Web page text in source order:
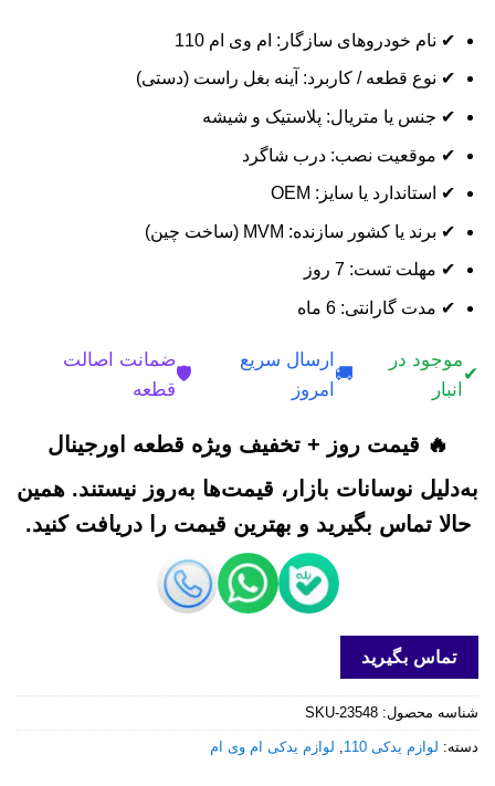
✔ نام خودروهای سازگار: ام وی ام 110
✔ نوع قطعه / کاربرد: آینه بغل راست (دستی)
✔ جنس یا متریال: پلاستیک و شیشه
✔ موقعیت نصب: درب شاگرد
✔ استاندارد یا سایز: OEM
✔ برند یا کشور سازنده: MVM (ساخت چین)
✔ مهلت تست: 7 روز
✔ مدت گارانتی: 6 ماه
✔
موجود در
انبار
🚚
ارسال سریع
امروز
🛡️
ضمانت اصالت
قطعه
🔥 قیمت روز + تخفیف ویژه قطعه اورجینال
به‌دلیل نوسانات بازار، قیمت‌ها به‌روز نیستند. همین
حالا تماس بگیرید و بهترین قیمت را دریافت کنید.
تماس بگیرید
شناسه محصول: SKU-23548
دسته: لوازم یدکی 110 , لوازم یدکی ام وی ام